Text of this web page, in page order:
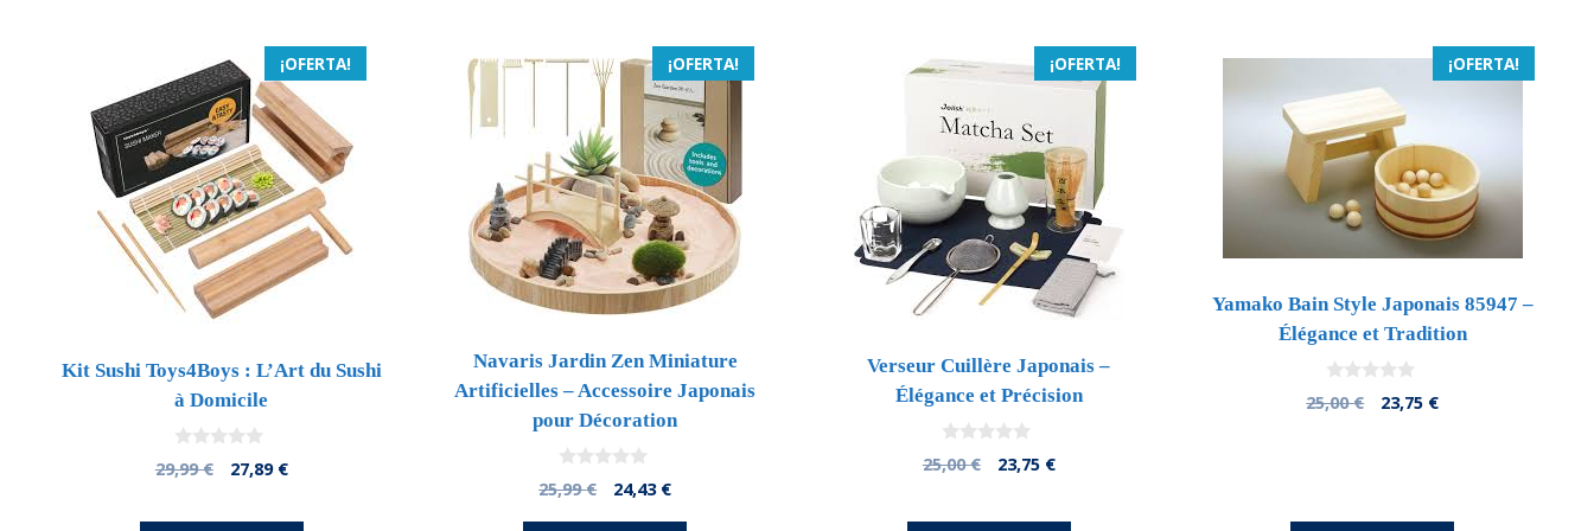
¡OFERTA!
Kit Sushi Toys4Boys : L’Art du Sushi
à Domicile
0
d
29,99€
El
original
27,89 €El
actual
¡OFERTA!
Navaris Jardin Zen Miniature
Artificielles – Accessoire Japonais
pour Décoration
0
d
25,99€
El
24,43 €El
¡OFERTA!
Verseur Cuillère Japonais –
Élégance et Précision
0
d
25,00€
El
23,75 €El
¡OFERTA!
Yamako Bain Style Japonais 85947 –
Élégance et Tradition
0
d
25,00€
El
23,75 €El